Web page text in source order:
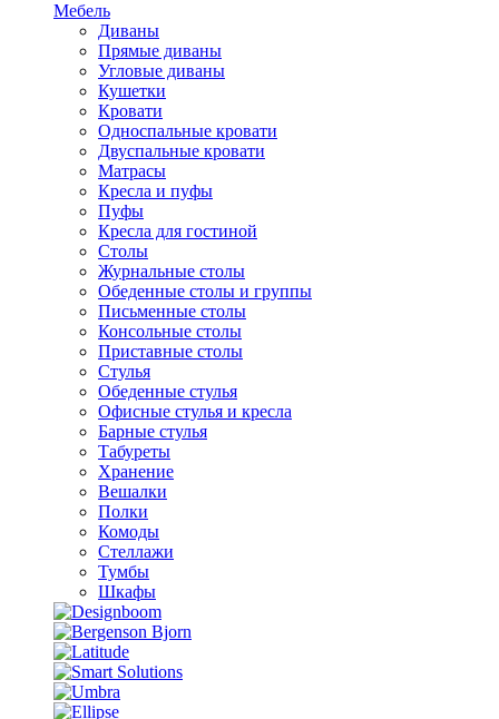
Мебель
Диваны
Прямые диваны
Угловые диваны
Кушетки
Кровати
Односпальные кровати
Двуспальные кровати
Матрасы
Кресла и пуфы
Пуфы
Кресла для гостиной
Столы
Журнальные столы
Обеденные столы и группы
Письменные столы
Консольные столы
Приставные столы
Стулья
Обеденные стулья
Офисные стулья и кресла
Барные стулья
Табуреты
Хранение
Вешалки
Полки
Комоды
Стеллажи
Тумбы
Шкафы